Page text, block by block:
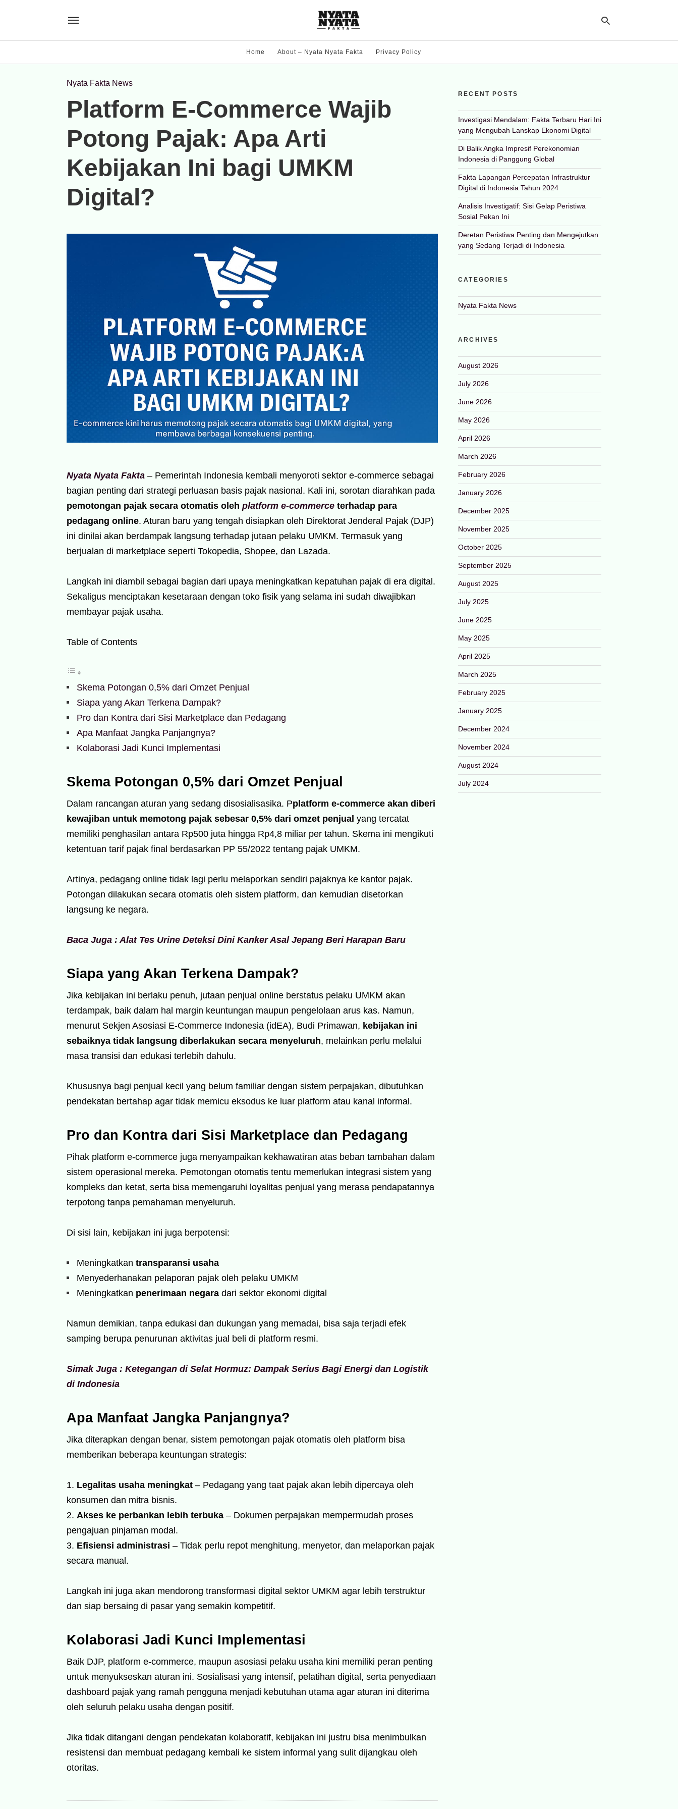
Home About – Nyata Nyata Fakta Privacy Policy
Nyata Fakta News
Platform E-Commerce Wajib
Potong Pajak: Apa Arti
Kebijakan Ini bagi UMKM
Digital?
Nyata Nyata Fakta – Pemerintah Indonesia kembali menyoroti sektor e-commerce sebagai
bagian penting dari strategi perluasan basis pajak nasional. Kali ini, sorotan diarahkan pada
pemotongan pajak secara otomatis oleh platform e-commerce terhadap para
pedagang online. Aturan baru yang tengah disiapkan oleh Direktorat Jenderal Pajak (DJP)
ini dinilai akan berdampak langsung terhadap jutaan pelaku UMKM. Termasuk yang
berjualan di marketplace seperti Tokopedia, Shopee, dan Lazada.
Langkah ini diambil sebagai bagian dari upaya meningkatkan kepatuhan pajak di era digital.
Sekaligus menciptakan kesetaraan dengan toko fisik yang selama ini sudah diwajibkan
membayar pajak usaha.
Table of Contents
Skema Potongan 0,5% dari Omzet Penjual
Siapa yang Akan Terkena Dampak?
Pro dan Kontra dari Sisi Marketplace dan Pedagang
Apa Manfaat Jangka Panjangnya?
Kolaborasi Jadi Kunci Implementasi
Skema Potongan 0,5% dari Omzet Penjual
Dalam rancangan aturan yang sedang disosialisasika. Pplatform e-commerce akan diberi
kewajiban untuk memotong pajak sebesar 0,5% dari omzet penjual yang tercatat
memiliki penghasilan antara Rp500 juta hingga Rp4,8 miliar per tahun. Skema ini mengikuti
ketentuan tarif pajak final berdasarkan PP 55/2022 tentang pajak UMKM.
Artinya, pedagang online tidak lagi perlu melaporkan sendiri pajaknya ke kantor pajak.
Potongan dilakukan secara otomatis oleh sistem platform, dan kemudian disetorkan
langsung ke negara.
Baca Juga : Alat Tes Urine Deteksi Dini Kanker Asal Jepang Beri Harapan Baru
Siapa yang Akan Terkena Dampak?
Jika kebijakan ini berlaku penuh, jutaan penjual online berstatus pelaku UMKM akan
terdampak, baik dalam hal margin keuntungan maupun pengelolaan arus kas. Namun,
menurut Sekjen Asosiasi E-Commerce Indonesia (idEA), Budi Primawan, kebijakan ini
sebaiknya tidak langsung diberlakukan secara menyeluruh, melainkan perlu melalui
masa transisi dan edukasi terlebih dahulu.
Khususnya bagi penjual kecil yang belum familiar dengan sistem perpajakan, dibutuhkan
pendekatan bertahap agar tidak memicu eksodus ke luar platform atau kanal informal.
Pro dan Kontra dari Sisi Marketplace dan Pedagang
Pihak platform e-commerce juga menyampaikan kekhawatiran atas beban tambahan dalam
sistem operasional mereka. Pemotongan otomatis tentu memerlukan integrasi sistem yang
kompleks dan ketat, serta bisa memengaruhi loyalitas penjual yang merasa pendapatannya
terpotong tanpa pemahaman menyeluruh.
Di sisi lain, kebijakan ini juga berpotensi:
Meningkatkan transparansi usaha
Menyederhanakan pelaporan pajak oleh pelaku UMKM
Meningkatkan penerimaan negara dari sektor ekonomi digital
Namun demikian, tanpa edukasi dan dukungan yang memadai, bisa saja terjadi efek
samping berupa penurunan aktivitas jual beli di platform resmi.
Simak Juga : Ketegangan di Selat Hormuz: Dampak Serius Bagi Energi dan Logistik
di Indonesia
Apa Manfaat Jangka Panjangnya?
Jika diterapkan dengan benar, sistem pemotongan pajak otomatis oleh platform bisa
memberikan beberapa keuntungan strategis:
Legalitas usaha meningkat – Pedagang yang taat pajak akan lebih dipercaya oleh
konsumen dan mitra bisnis.
Akses ke perbankan lebih terbuka – Dokumen perpajakan mempermudah proses
pengajuan pinjaman modal.
Efisiensi administrasi – Tidak perlu repot menghitung, menyetor, dan melaporkan pajak
secara manual.
Langkah ini juga akan mendorong transformasi digital sektor UMKM agar lebih terstruktur
dan siap bersaing di pasar yang semakin kompetitif.
Kolaborasi Jadi Kunci Implementasi
Baik DJP, platform e-commerce, maupun asosiasi pelaku usaha kini memiliki peran penting
untuk menyukseskan aturan ini. Sosialisasi yang intensif, pelatihan digital, serta penyediaan
dashboard pajak yang ramah pengguna menjadi kebutuhan utama agar aturan ini diterima
oleh seluruh pelaku usaha dengan positif.
Jika tidak ditangani dengan pendekatan kolaboratif, kebijakan ini justru bisa menimbulkan
resistensi dan membuat pedagang kembali ke sistem informal yang sulit dijangkau oleh
otoritas.
RECENT POSTS
Investigasi Mendalam: Fakta Terbaru Hari Ini
yang Mengubah Lanskap Ekonomi Digital
Di Balik Angka Impresif Perekonomian
Indonesia di Panggung Global
Fakta Lapangan Percepatan Infrastruktur
Digital di Indonesia Tahun 2024
Analisis Investigatif: Sisi Gelap Peristiwa
Sosial Pekan Ini
Deretan Peristiwa Penting dan Mengejutkan
yang Sedang Terjadi di Indonesia
CATEGORIES
Nyata Fakta News
ARCHIVES
August 2026
July 2026
June 2026
May 2026
April 2026
March 2026
February 2026
January 2026
December 2025
November 2025
October 2025
September 2025
August 2025
July 2025
June 2025
May 2025
April 2025
March 2025
February 2025
January 2025
December 2024
November 2024
August 2024
July 2024